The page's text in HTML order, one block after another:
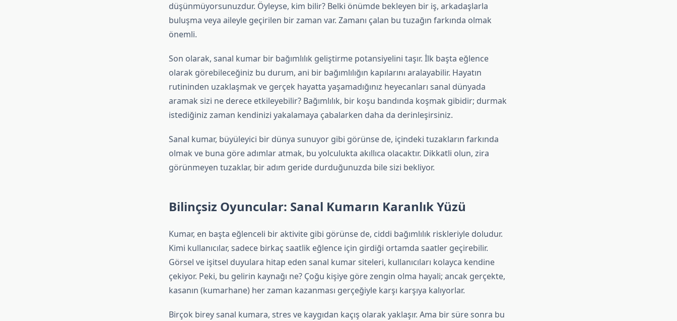
düşünmüyorsunuzdur. Öyleyse, kim bilir? Belki önümde bekleyen bir iş, arkadaşlarla
buluşma veya aileyle geçirilen bir zaman var. Zamanı çalan bu tuzağın farkında olmak
önemli.
Son olarak, sanal kumar bir bağımlılık geliştirme potansiyelini taşır. İlk başta eğlence
olarak görebileceğiniz bu durum, ani bir bağımlılığın kapılarını aralayabilir. Hayatın
rutininden uzaklaşmak ve gerçek hayatta yaşamadığınız heyecanları sanal dünyada
aramak sizi ne derece etkileyebilir? Bağımlılık, bir koşu bandında koşmak gibidir; durmak
istediğiniz zaman kendinizi yakalamaya çabalarken daha da derinleşirsiniz.
Sanal kumar, büyüleyici bir dünya sunuyor gibi görünse de, içindeki tuzakların farkında
olmak ve buna göre adımlar atmak, bu yolculukta akıllıca olacaktır. Dikkatli olun, zira
görünmeyen tuzaklar, bir adım geride durduğunuzda bile sizi bekliyor.
Bilinçsiz Oyuncular: Sanal Kumarın Karanlık Yüzü
Kumar, en başta eğlenceli bir aktivite gibi görünse de, ciddi bağımlılık riskleriyle doludur.
Kimi kullanıcılar, sadece birkaç saatlik eğlence için girdiği ortamda saatler geçirebilir.
Görsel ve işitsel duyulara hitap eden sanal kumar siteleri, kullanıcıları kolayca kendine
çekiyor. Peki, bu gelirin kaynağı ne? Çoğu kişiye göre zengin olma hayali; ancak gerçekte,
kasanın (kumarhane) her zaman kazanması gerçeğiyle karşı karşıya kalıyorlar.
Birçok birey sanal kumara, stres ve kaygıdan kaçış olarak yaklaşır. Ama bir süre sonra bu